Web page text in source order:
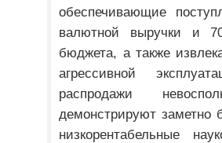
обеспечивающие
валютной выручки и
бюджета, а также
агрессивной
распродажи
демонстрируют заметно
низкорентабельные